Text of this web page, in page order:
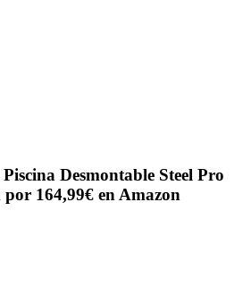
Desmontable Steel Pro
164,99€ en Amazon